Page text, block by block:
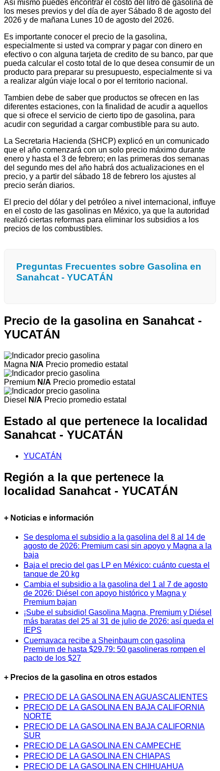
Así mismo puedes encontrar el costo del litro de gasolina de
los meses previos y del día de ayer Sábado 8 de agosto del
2026 y de mañana Lunes 10 de agosto del 2026.
Es importante conocer el precio de la gasolina,
especialmente si usted va comprar y pagar con dinero en
efectivo o con alguna tarjeta de credito de su banco, par que
pueda calcular el costo total de lo que desea consumir de un
producto para preparar su presupuesto, especialmente si va
a realizar algún viaje local o por el territorio nacional.
Tambien debe de saber que productos se ofrecen en las
diferentes estaciones, con la finalidad de acudir a aquellos
que si ofrece el servicio de cierto tipo de gasolina, para
acudir con seguridad a cargar combustible para su auto.
La Secretaria Hacienda (SHCP) explicó en un comunicado
que el año comenzará con un solo precio máximo durante
enero y hasta el 3 de febrero; en las primeras dos semanas
del segundo mes del año habrá dos actualizaciones en el
precio, y a partir del sábado 18 de febrero los ajustes al
precio serán diarios.
El precio del dólar y del petróleo a nivel internacional, influye
en el costo de las gasolinas en México, ya que la autoridad
realizó ciertas reformas para eliminar los subsidios a los
precios de los combustibles.
Preguntas Frecuentes sobre Gasolina en
Sanahcat - YUCATÁN
Precio de la gasolina en Sanahcat -
YUCATÁN
Magna N/A Precio promedio estatal
Premium N/A Precio promedio estatal
Diesel N/A Precio promedio estatal
Estado al que pertenece la localidad
Sanahcat - YUCATÁN
YUCATÁN
Región a la que pertenece la
localidad Sanahcat - YUCATÁN
+ Noticias e información
Se desploma el subsidio a la gasolina del 8 al 14 de
agosto de 2026: Premium casi sin apoyo y Magna a la
baja
Baja el precio del gas LP en México: cuánto cuesta el
tanque de 20 kg
Cambia el subsidio a la gasolina del 1 al 7 de agosto
de 2026: Diésel con apoyo histórico y Magna y
Premium bajan
¡Sube el subsidio! Gasolina Magna, Premium y Diésel
más baratas del 25 al 31 de julio de 2026: así queda el
IEPS
Cuernavaca recibe a Sheinbaum con gasolina
Premium de hasta $29.79: 50 gasolineras rompen el
pacto de los $27
+ Precios de la gasolina en otros estados
PRECIO DE LA GASOLINA EN AGUASCALIENTES
PRECIO DE LA GASOLINA EN BAJA CALIFORNIA
NORTE
PRECIO DE LA GASOLINA EN BAJA CALIFORNIA
SUR
PRECIO DE LA GASOLINA EN CAMPECHE
PRECIO DE LA GASOLINA EN CHIAPAS
PRECIO DE LA GASOLINA EN CHIHUAHUA